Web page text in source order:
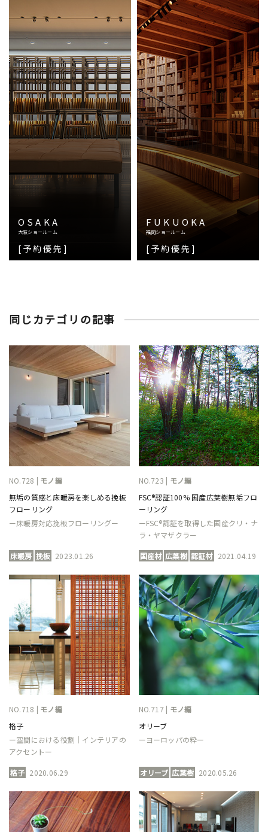
OSAKA
大阪ショールーム
[予約優先]
FUKUOKA
福岡ショールーム
[予約優先]
同じカテゴリの記事
NO.728 | モノ編
無垢の質感と床暖房を楽しめる挽板
フローリング
ー床暖房対応挽板フローリングー
床暖房 挽板 2023.01.26
NO.723 | モノ編
FSC®認証100% 国産広葉樹無垢フロ
ーリング
ーFSC®認証を取得した国産クリ・ナ
ラ・ヤマザクラー
国産材 広葉樹 認証材 2021.04.19
NO.718 | モノ編
格子
ー空間における役割｜インテリアの
アクセントー
格子 2020.06.29
NO.717 | モノ編
オリーブ
ーヨーロッパの粋ー
オリーブ 広葉樹 2020.05.26